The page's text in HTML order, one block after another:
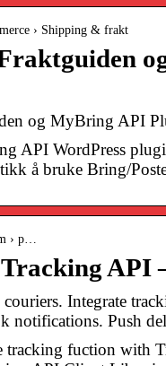
› Shipping & frakt
og MyBring API
API WordPress
å bruke Bring/
› p…
API
Integrate
notifications. Push
tracking fuction with